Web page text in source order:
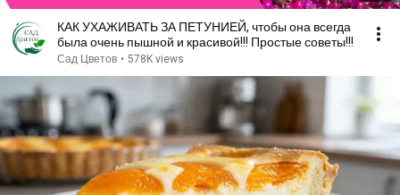
КАК УХАЖИВАТЬ ЗА ПЕТУНИЕЙ, чтобы она всегда
была очень пышной и красивой!!! Простые советы!!!
Сад Цветов • 578K views